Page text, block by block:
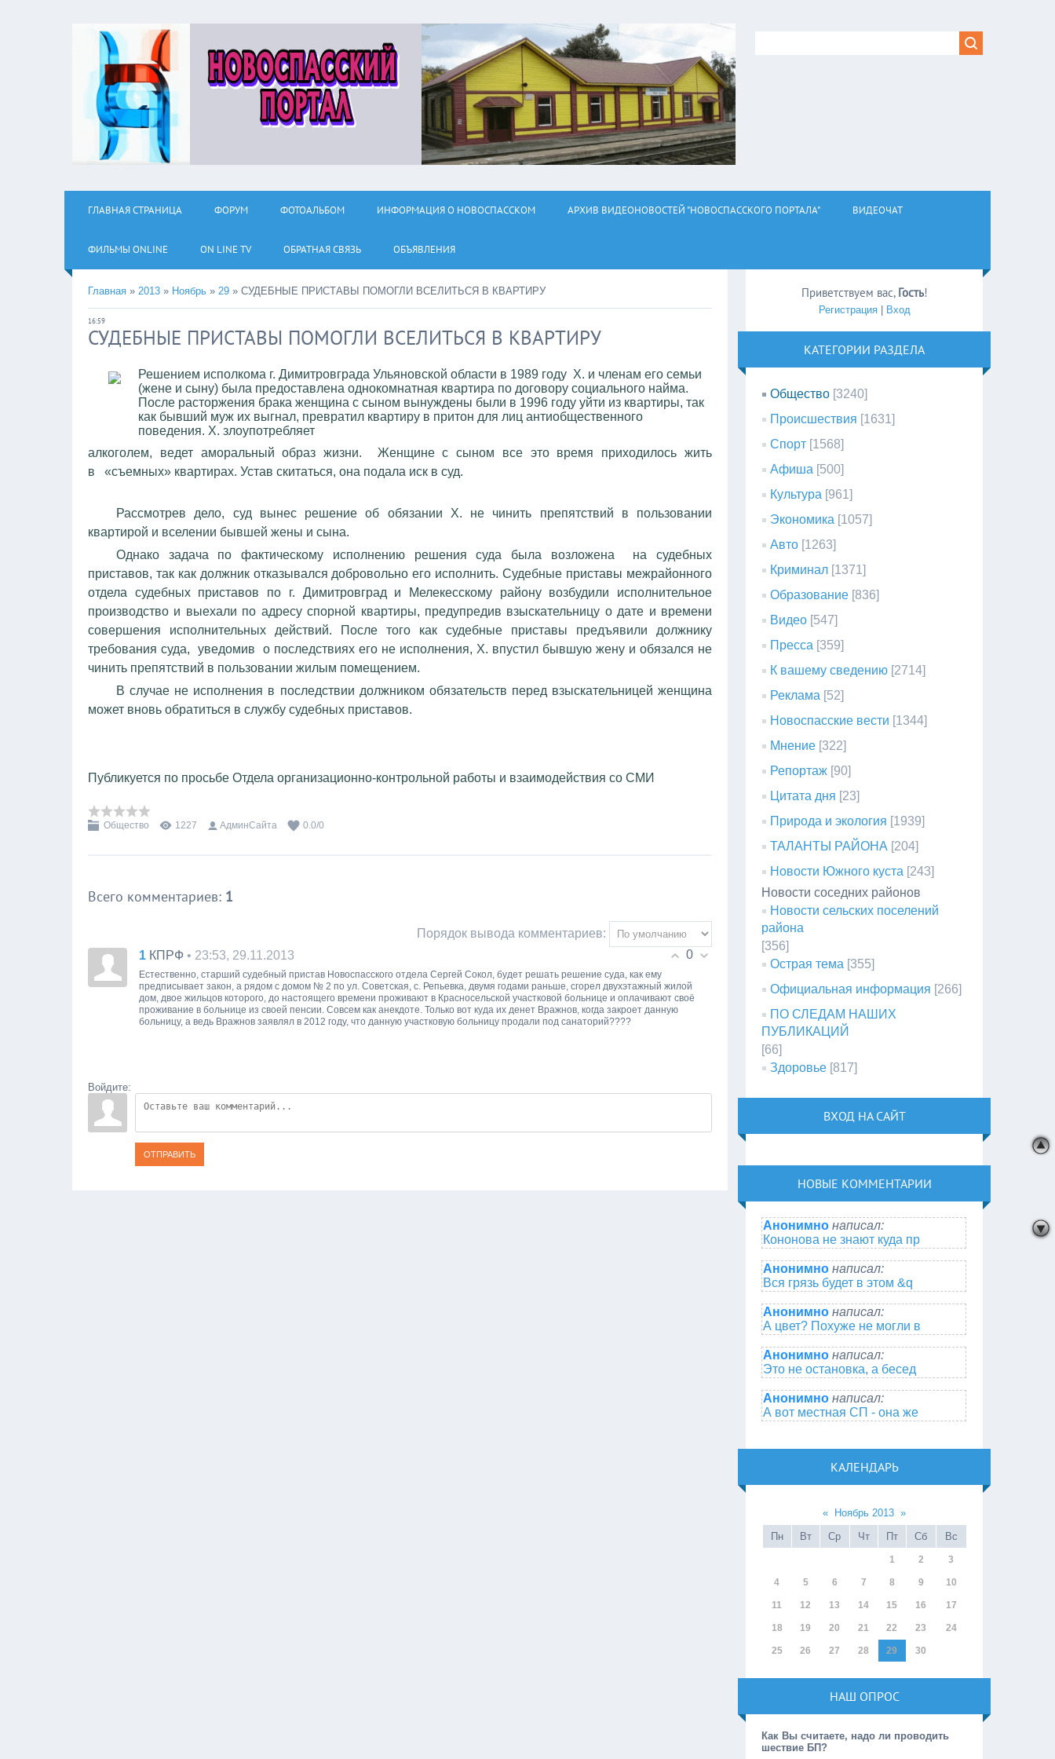
ГЛАВНАЯ СТРАНИЦА ФОРУМ ФОТОАЛЬБОМ ИНФОРМАЦИЯ О НОВОСПАССКОМ АРХИВ ВИДЕОНОВОСТЕЙ "НОВОСПАССКОГО ПОРТАЛА" ВИДЕОЧАТ
ФИЛЬМЫ ОNLINE ON LINE TV ОБРАТНАЯ СВЯЗЬ ОБЪЯВЛЕНИЯ
Главная » 2013 » Ноябрь » 29 » СУДЕБНЫЕ ПРИСТАВЫ ПОМОГЛИ ВСЕЛИТЬСЯ В КВАРТИРУ
16:59
СУДЕБНЫЕ ПРИСТАВЫ ПОМОГЛИ ВСЕЛИТЬСЯ В КВАРТИРУ
Решением исполкома г. Димитровграда Ульяновской области в 1989 году Х. и членам его семьи
(жене и сыну) была предоставлена однокомнатная квартира по договору социального найма.
После расторжения брака женщина с сыном вынуждены были в 1996 году уйти из квартиры, так
как бывший муж их выгнал, превратил квартиру в притон для лиц антиобщественного
поведения. Х. злоупотребляет
алкоголем, ведет аморальный образ жизни.
Женщине с сыном все это время приходилось жить
в
«съемных» квартирах. Устав скитаться, она подала иск в суд.
Рассмотрев дело, суд вынес решение об обязании Х. не чинить препятствий в пользовании
квартирой и вселении бывшей жены и сына.
Однако задача по фактическому исполнению решения суда была возложена на судебных
приставов, так как должник отказывался добровольно его исполнить. Судебные приставы межрайонного
отдела судебных приставов по г. Димитровград и Мелекесскому району возбудили исполнительное
производство и выехали по адресу спорной квартиры, предупредив взыскательницу о дате и времени
совершения исполнительных действий. После того как судебные приставы предъявили должнику
требования суда, уведомив о последствиях его не исполнения, Х. впустил бывшую жену и обязался не
чинить препятствий в пользовании жилым помещением.
В случае не исполнения в последствии должником обязательств перед взыскательницей женщина
может вновь обратиться в службу судебных приставов.
Публикуется по просьбе Отдела организационно-контрольной работы и взаимодействия со СМИ
Общество 1227 АдминСайта 0.0/0
Всего комментариев: 1
Порядок вывода комментариев:
0
1 КПРФ • 23:53, 29.11.2013
Естественно, старший судебный пристав Новоспасского отдела Сергей Сокол, будет решать решение суда, как ему
предписывает закон, а рядом с домом № 2 по ул. Советская, с. Репьевка, двумя годами раньше, сгорел двухэтажный жилой
дом, двое жильцов которого, до настоящего времени проживают в Красносельской участковой больнице и оплачивают своё
проживание в больнице из своей пенсии. Совсем как анекдоте. Только вот куда их денет Вражнов, когда закроет данную
больницу, а ведь Вражнов заявлял в 2012 году, что данную участковую больницу продали под санаторий????
Войдите:
ОТПРАВИТЬ
Приветствуем вас, Гость!
Регистрация| Вход
КАТЕГОРИИ РАЗДЕЛА
Общество [3240]
Происшествия [1631]
Спорт [1568]
Афиша [500]
Культура [961]
Экономика [1057]
Авто [1263]
Криминал [1371]
Образование [836]
Видео [547]
Пресса [359]
К вашему сведению [2714]
Реклама [52]
Новоспасские вести [1344]
Мнение [322]
Репортаж [90]
Цитата дня [23]
Природа и экология [1939]
ТАЛАНТЫ РАЙОНА [204]
Новости Южного куста [243]
Новости соседних районов
Новости сельских поселений
района
[356]
Острая тема [355]
Официальная информация [266]
ПО СЛЕДАМ НАШИХ
ПУБЛИКАЦИЙ
[66]
Здоровье [817]
ВХОД НА САЙТ
НОВЫЕ КОММЕНТАРИИ
Анонимно написал:
Кононова не знают куда пр
Анонимно написал:
Вся грязь будет в этом &q
Анонимно написал:
А цвет? Похуже не могли в
Анонимно написал:
Это не остановка, а бесед
Анонимно написал:
А вот местная СП - она же
КАЛЕНДАРЬ
« Ноябрь 2013 »
Пн
Вт Ср Чт Пт Сб Вс
1 2 3
4 5 6 7 8 9 10
11 12 13 14 15 16 17
18 19 20 21 22 23 24
25 26 27 28 29 30
НАШ ОПРОС
Как Вы считаете, надо ли проводить
шествие БП?